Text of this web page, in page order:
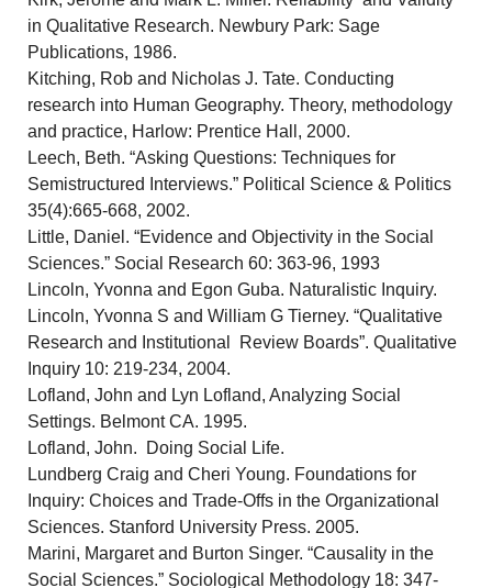
in Qualitative Research. Newbury Park: Sage
Publications, 1986.
Kitching, Rob and Nicholas J. Tate. Conducting
research into Human Geography. Theory, methodology
and practice, Harlow: Prentice Hall, 2000.
Leech, Beth. “Asking Questions: Techniques for
Semistructured Interviews.” Political Science & Politics
35(4):665-668, 2002.
Little, Daniel. “Evidence and Objectivity in the Social
Sciences.” Social Research 60: 363-96, 1993
Lincoln, Yvonna and Egon Guba. Naturalistic Inquiry.
Lincoln, Yvonna S and William G Tierney. “Qualitative
Research and Institutional Review Boards”. Qualitative
Inquiry 10: 219-234, 2004.
Lofland, John and Lyn Lofland, Analyzing Social
Settings. Belmont CA. 1995.
Lofland, John. Doing Social Life.
Lundberg Craig and Cheri Young. Foundations for
Inquiry: Choices and Trade-Offs in the Organizational
Sciences. Stanford University Press. 2005.
Marini, Margaret and Burton Singer. “Causality in the
Social Sciences.” Sociological Methodology 18: 347-